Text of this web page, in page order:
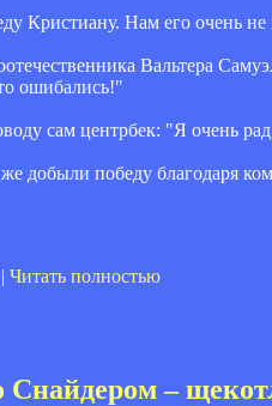
Кристиану. Нам его очень
Вальтера
ошибались!"
сам центрбек: "Я очень
добыли победу благодаря
| Читать полностью
Снайдером –